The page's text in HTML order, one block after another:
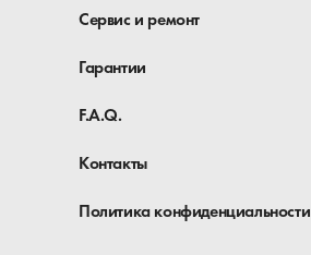
Сервис и ремонт
Гарантии
F.A.Q.
Контакты
Политика конфиденциальности